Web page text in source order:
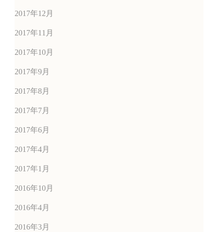
2017年12月
2017年11月
2017年10月
2017年9月
2017年8月
2017年7月
2017年6月
2017年4月
2017年1月
2016年10月
2016年4月
2016年3月